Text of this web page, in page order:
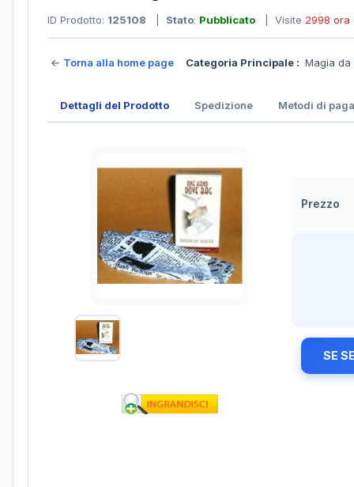
ID Prodotto: 125108 Stato: Pubblicato | Visite 2998 ora
← Torna alla home page Categoria Principale : Magia
Dettagli del Prodotto Spedizione Metodi di
Prezzo
SE